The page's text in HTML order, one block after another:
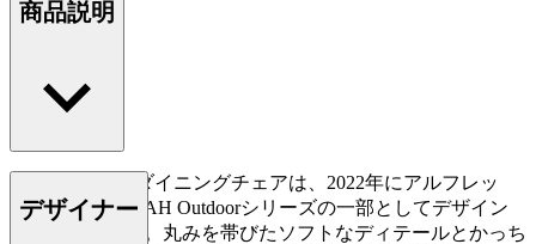
商品説明
AH501 Outdoorダイニングチェアは、2022年にアルフレッ
ド・ホーマンがAH Outdoorシリーズの一部としてデザイン
を手がけました。丸みを帯びたソフトなディテールとかっち
デザイナー